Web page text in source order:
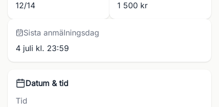
12/14
1 500 kr
Sista anmälningsdag
4 juli kl. 23:59
Datum & tid
Tid